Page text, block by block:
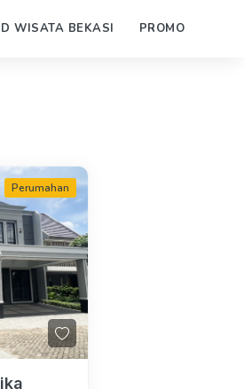
WISATA BEKASI PROMO
Perumahan